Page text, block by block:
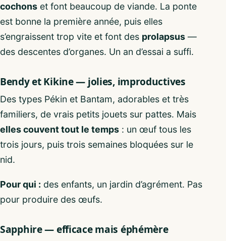
cochons et font beaucoup de viande. La ponte
est bonne la première année, puis elles
s’engraissent trop vite et font des prolapsus —
des descentes d’organes. Un an d’essai a suffi.
Bendy et Kikine — jolies, improductives
Des types Pékin et Bantam, adorables et très
familiers, de vrais petits jouets sur pattes. Mais
elles couvent tout le temps : un œuf tous les
trois jours, puis trois semaines bloquées sur le
nid.
Pour qui : des enfants, un jardin d’agrément. Pas
pour produire des œufs.
Sapphire — efficace mais éphémère